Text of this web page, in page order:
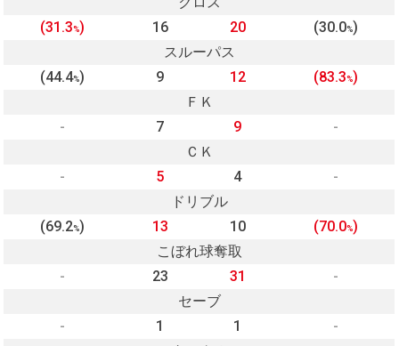
(31.3%) 16 20 (30.0%)
スルーパス
(44.4%) 9 12 (83.3%)
ＦＫ
-
7 9
-
ＣＫ
-
5 4
-
ドリブル
(69.2%) 13 10 (70.0%)
こぼれ球奪取
-
23 31
-
セーブ
-
1 1
-